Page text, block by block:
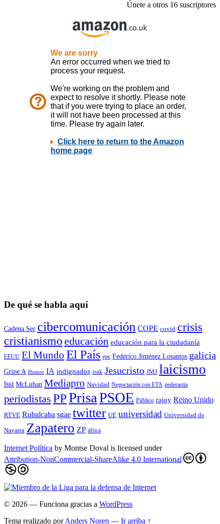
Únete a otros 16 suscriptores
De qué se habla aquí
Cadena Ser cibercomunicación COPE covid crisis
cristianismo educación educación para la ciudadaní­a
EEUU El Mundo El País epc Federico Jiménez Losantos galicia
Gripe A Humor IA indignados irak Jesucristo JMJ laicismo
lssi McLuhan Mediapro Navidad Negociación con ETA pederastia
periodistas PPPrisaPSOE Público rajoy Reino Unido
RTVE Rubalcaba sgae twitter UE universidad Universidad de
Navarra Zapatero ZP áfrica
Internet Política by Montse Doval is licensed under
Attribution-NonCommercial-ShareAlike 4.0 International
© 2026 — Funciona gracias a WordPress
Tema realizado porAnders Noren — Ir arriba ↑